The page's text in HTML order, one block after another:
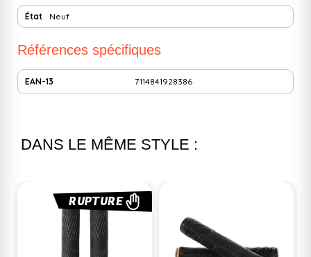
État Neuf
Références spécifiques
EAN-13 7114841928386
DANS LE MÊME STYLE :
RUPTURE